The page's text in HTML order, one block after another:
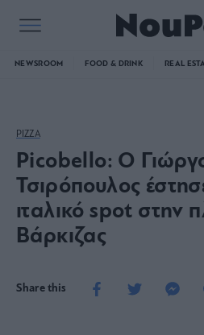
NEWSROOM FOOD & DRINK REAL
PIZZA
Picobello: Ο
Τσιρόπουλος
ιταλικό spot στην
Βάρκιζας
Share this